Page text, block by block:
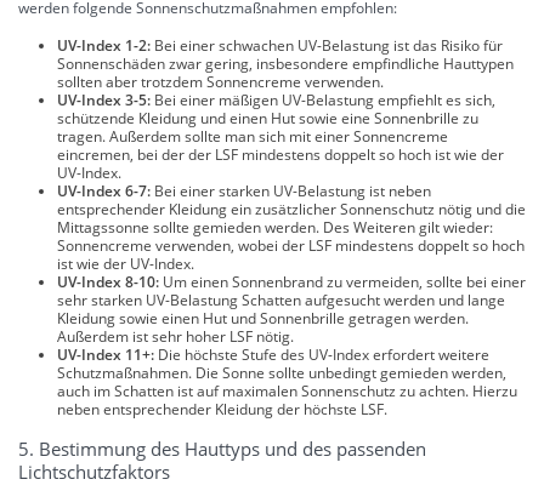
werden folgende Sonnenschutzmaßnahmen empfohlen:
UV-Index 1-2: Bei einer schwachen UV-Belastung ist das Risiko für
Sonnenschäden zwar gering, insbesondere empfindliche Hauttypen
sollten aber trotzdem Sonnencreme verwenden.
UV-Index 3-5: Bei einer mäßigen UV-Belastung empfiehlt es sich,
schützende Kleidung und einen Hut sowie eine Sonnenbrille zu
tragen. Außerdem sollte man sich mit einer Sonnencreme
eincremen, bei der der LSF mindestens doppelt so hoch ist wie der
UV-Index.
UV-Index 6-7: Bei einer starken UV-Belastung ist neben
entsprechender Kleidung ein zusätzlicher Sonnenschutz nötig und die
Mittagssonne sollte gemieden werden. Des Weiteren gilt wieder:
Sonnencreme verwenden, wobei der LSF mindestens doppelt so hoch
ist wie der UV-Index.
UV-Index 8-10: Um einen Sonnenbrand zu vermeiden, sollte bei einer
sehr starken UV-Belastung Schatten aufgesucht werden und lange
Kleidung sowie einen Hut und Sonnenbrille getragen werden.
Außerdem ist sehr hoher LSF nötig.
UV-Index 11+: Die höchste Stufe des UV-Index erfordert weitere
Schutzmaßnahmen. Die Sonne sollte unbedingt gemieden werden,
auch im Schatten ist auf maximalen Sonnenschutz zu achten. Hierzu
neben entsprechender Kleidung der höchste LSF.
5. Bestimmung des Hauttyps und des passenden
Lichtschutzfaktors